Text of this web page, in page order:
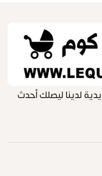
لدينا ليصلك أحدث